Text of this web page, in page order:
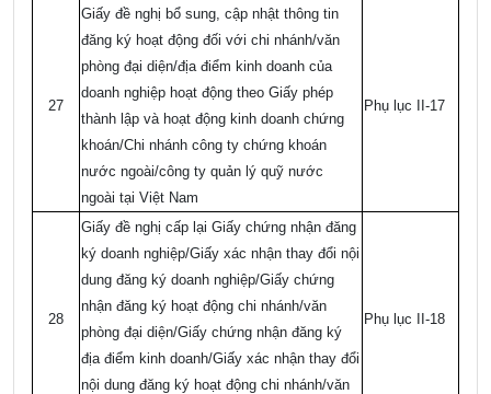
27
Giấy đề nghị bổ sung, cập nhật thông tin
đăng ký hoạt động đối với chi nhánh/văn
phòng đại diện/địa điểm kinh doanh của
doanh nghiệp hoạt động theo Giấy phép
thành lập và hoạt động kinh doanh chứng
khoán/Chi nhánh công ty chứng khoán
nước ngoài/công ty quản lý quỹ nước
ngoài tại Việt Nam
Phụ lục II-17
28
Giấy đề nghị cấp lại Giấy chứng nhận đăng
ký doanh nghiệp/Giấy xác nhận thay đổi nội
dung đăng ký doanh nghiệp/Giấy chứng
nhận đăng ký hoạt động chi nhánh/văn
phòng đại diện/Giấy chứng nhận đăng ký
địa điểm kinh doanh/Giấy xác nhận thay đổi
nội dung đăng ký hoạt động chi nhánh/văn
Phụ lục II-18